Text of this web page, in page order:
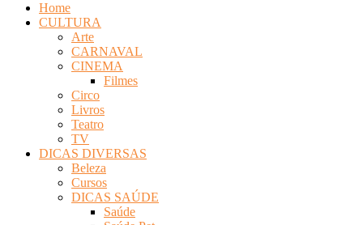
Home
CULTURA
Arte
CARNAVAL
CINEMA
Filmes
Circo
Livros
Teatro
TV
DICAS DIVERSAS
Beleza
Cursos
DICAS SAÚDE
Saúde